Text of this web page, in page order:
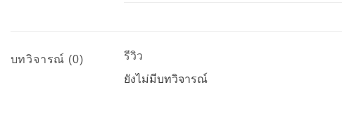
บทวิจารณ์ (0)
รีวิว
ยังไม่มีบทวิจารณ์